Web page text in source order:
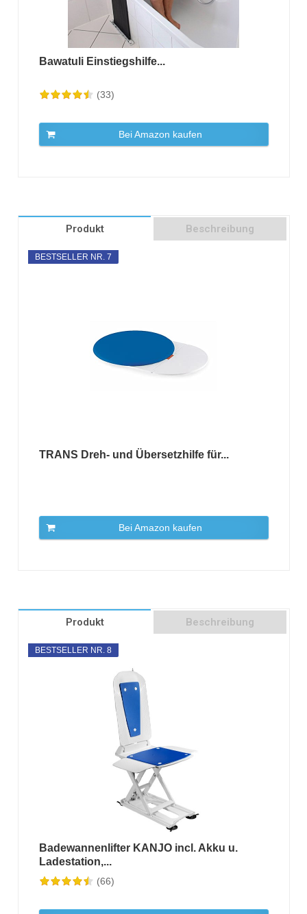
Bawatuli Einstiegshilfe...
(33)
Bei Amazon kaufen
Produkt Beschreibung
BESTSELLER NR. 7
TRANS Dreh- und Übersetzhilfe für...
Bei Amazon kaufen
Produkt Beschreibung
BESTSELLER NR. 8
Badewannenlifter KANJO incl. Akku u.
Ladestation,...
(66)